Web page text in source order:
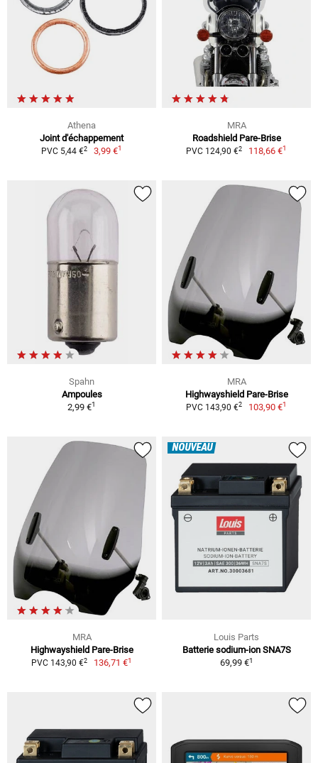
Athena
Joint d'échappement
PVC 5,44 €2 3,99 €1
MRA
Roadshield Pare-Brise
PVC 124,90 €2 118,66 €1
Spahn
Ampoules
2,99 €1
MRA
Highwayshield Pare-Brise
PVC 143,90 €2 103,90 €1
MRA
Highwayshield Pare-Brise
PVC 143,90 €2 136,71 €1
NOUVEAU
Louis Parts
Batterie sodium-ion SNA7S
69,99 €1